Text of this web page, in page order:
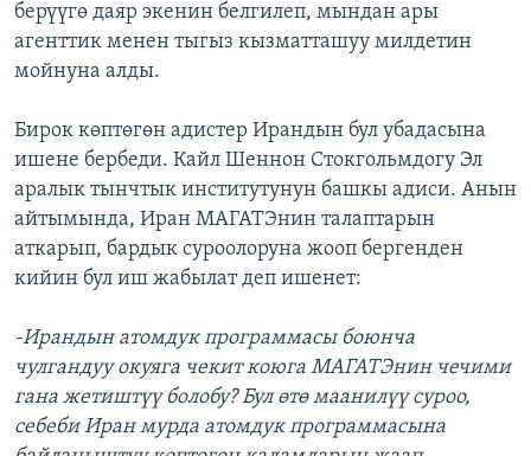
берүүгө даяр экенин белгилеп, мындан ары
агенттик менен тыгыз кызматташуу милдетин
мойнуна алды.
Бирок көптөгөн адистер Ирандын бул убадасына
ишене бербеди. Кайл Шеннон Стокгольмдогу Эл
аралык тынчтык институтунун башкы адиси. Анын
айтымында, Иран МАГАТЭнин талаптарын
аткарып, бардык суроолоруна жооп бергенден
кийин бул иш жабылат деп ишенет:
-Ирандын атомдук программасы боюнча
чулгандуу окуяга чекит коюга МАГАТЭнин чечими
гана жетиштүү болобу? Бул өтө маанилүү суроо,
себеби Иран мурда атомдук программасына